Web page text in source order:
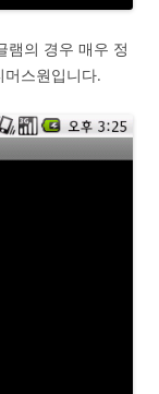
램의 경우 매우 정
스원입니다.